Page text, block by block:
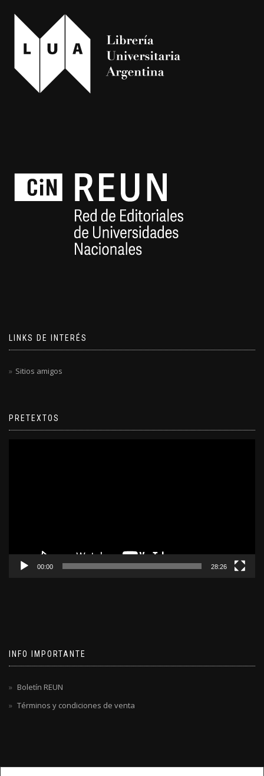
LINKS DE INTERÉS
Sitios amigos
PRETEXTOS
00:00 28:26
INFO IMPORTANTE
Boletín REUN
Términos y condiciones de venta